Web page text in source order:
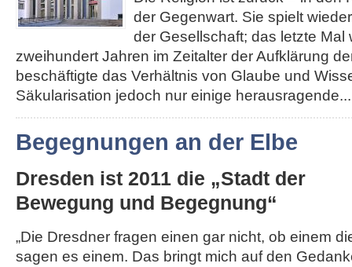
der Gegenwart. Sie spielt
der Gesellschaft; das letzte Mal
zweihundert Jahren im Zeitalter der Aufklärung
beschäftigte das Verhältnis von Glaube und
Säkularisation jedoch nur einige
Begegnungen an der Elbe
Dresden ist 2011 die „Stadt der
Bewegung und Begegnung“
„Die Dresdner fragen einen gar nicht, ob einem
sagen es einem. Das bringt mich auf den